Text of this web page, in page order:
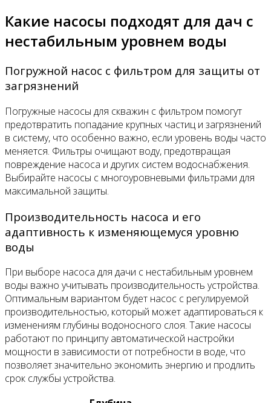
Какие насосы подходят для дач с
нестабильным уровнем воды
Погружной насос с фильтром для защиты от
загрязнений
Погружные насосы для скважин с фильтром помогут
предотвратить попадание крупных частиц и загрязнений
в систему, что особенно важно, если уровень воды часто
меняется. Фильтры очищают воду, предотвращая
повреждение насоса и других систем водоснабжения.
Выбирайте насосы с многоуровневыми фильтрами для
максимальной защиты.
Производительность насоса и его
адаптивность к изменяющемуся уровню
воды
При выборе насоса для дачи с нестабильным уровнем
воды важно учитывать производительность устройства.
Оптимальным вариантом будет насос с регулируемой
производительностью, который может адаптироваться к
изменениям глубины водоносного слоя. Такие насосы
работают по принципу автоматической настройки
мощности в зависимости от потребности в воде, что
позволяет значительно экономить энергию и продлить
срок службы устройства.